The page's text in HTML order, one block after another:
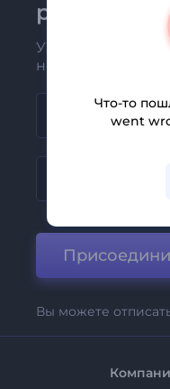
рассылке
Узнавайте о
новых
Вы можете
Что-то
went